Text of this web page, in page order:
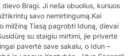
Bragi. Ji neša obuolius, kuriuos
savo nemirtingumą.Kai
milžiną Tiasą pagrobti Iduną, dievai
su staigiu mirtimi, jie privertė
pavertė save sakalu, o Idun –